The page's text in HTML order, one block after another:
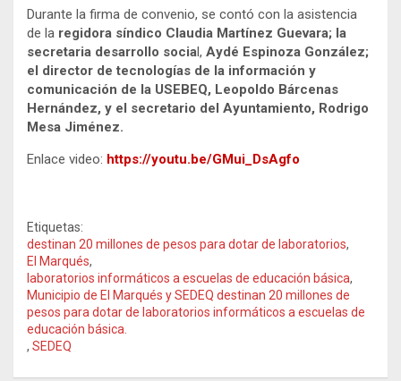
Durante la firma de convenio, se contó con la asistencia
de la regidora síndico Claudia Martínez Guevara; la
secretaria desarrollo social, Aydé Espinoza González;
el director de tecnologías de la información y
comunicación de la USEBEQ, Leopoldo Bárcenas
Hernández, y el secretario del Ayuntamiento, Rodrigo
Mesa Jiménez.
Enlace video: https://youtu.be/GMui_DsAgfo
Etiquetas:
destinan 20 millones de pesos para dotar de laboratorios,
El Marqués,
laboratorios informáticos a escuelas de educación básica,
Municipio de El Marqués y SEDEQ destinan 20 millones de
pesos para dotar de laboratorios informáticos a escuelas de
educación básica.
, SEDEQ